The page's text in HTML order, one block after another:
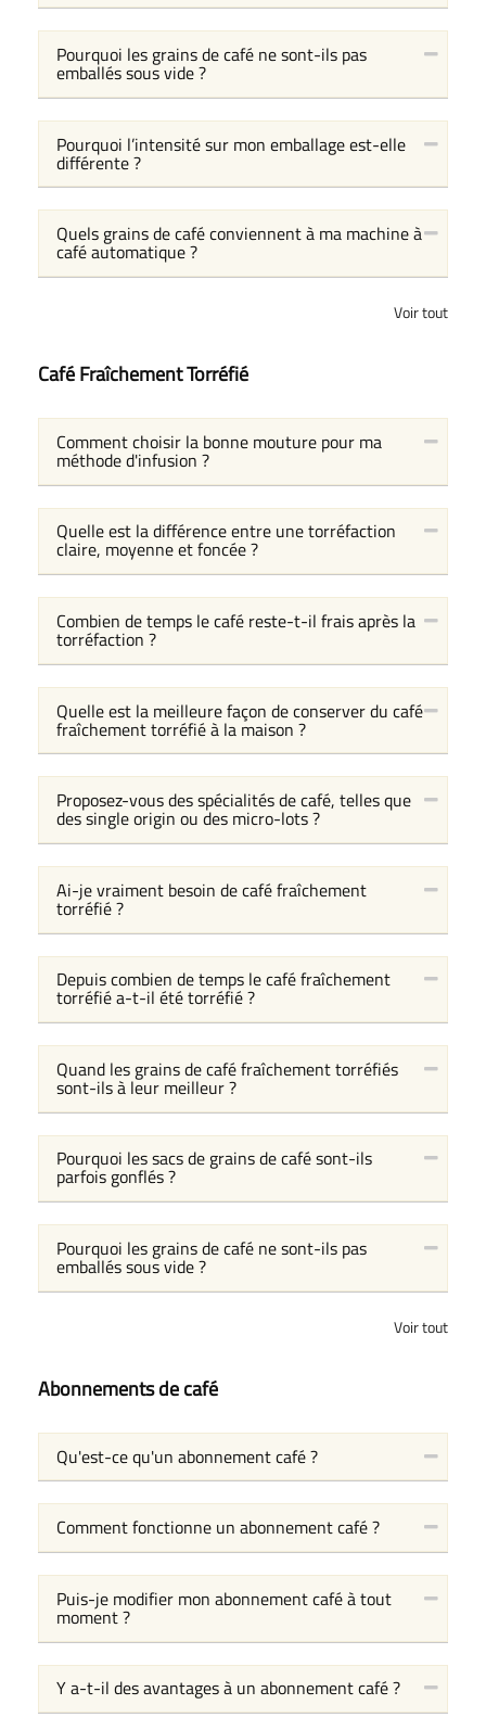
Pourquoi les grains de café ne sont-ils pas
emballés sous vide ?
Pourquoi l’intensité sur mon emballage est-elle
différente ?
Quels grains de café conviennent à ma machine à
café automatique ?
Voir tout
Café Fraîchement Torréfié
Comment choisir la bonne mouture pour ma
méthode d'infusion ?
Quelle est la différence entre une torréfaction
claire, moyenne et foncée ?
Combien de temps le café reste-t-il frais après la
torréfaction ?
Quelle est la meilleure façon de conserver du café
fraîchement torréfié à la maison ?
Proposez-vous des spécialités de café, telles que
des single origin ou des micro-lots ?
Ai-je vraiment besoin de café fraîchement
torréfié ?
Depuis combien de temps le café fraîchement
torréfié a-t-il été torréfié ?
Quand les grains de café fraîchement torréfiés
sont-ils à leur meilleur ?
Pourquoi les sacs de grains de café sont-ils
parfois gonflés ?
Pourquoi les grains de café ne sont-ils pas
emballés sous vide ?
Voir tout
Abonnements de café
Qu'est-ce qu'un abonnement café ?
Comment fonctionne un abonnement café ?
Puis-je modifier mon abonnement café à tout
moment ?
Y a-t-il des avantages à un abonnement café ?